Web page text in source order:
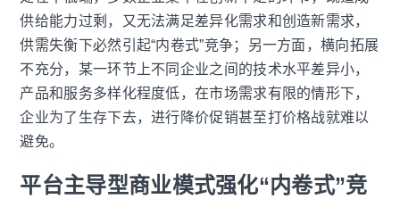
供给能力过剩，又无法满足差异化需求和创造新需求，
供需失衡下必然引起“内卷式”竞争；另一方面，横向拓展
不充分，某一环节上不同企业之间的技术水平差异小，
产品和服务多样化程度低，在市场需求有限的情形下，
企业为了生存下去，进行降价促销甚至打价格战就难以
避免。
平台主导型商业模式强化“内卷式”竞